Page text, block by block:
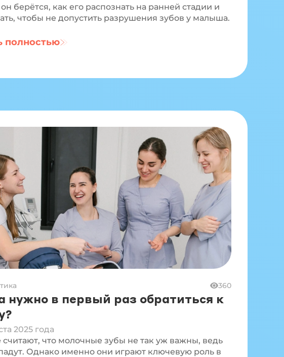
берётся, как его распознать на ранней стадии и
чтобы не допустить разрушения зубов у малыша.
полностью
360
нужно в первый раз обратиться к
2025 года
что молочные зубы не так уж важны, ведь
Однако именно они играют ключевую роль в